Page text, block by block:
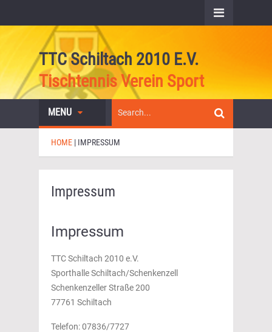
TTC Schiltach 2010 E.V.
Tischtennis Verein Sport
MENU
HOME | IMPRESSUM
Impressum
Impressum
TTC Schiltach 2010 e.V.
Sporthalle Schiltach/Schenkenzell
Schenkenzeller Straße 200
77761 Schiltach
Telefon: 07836/7727